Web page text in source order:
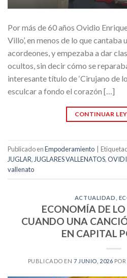
Por más de 60 años Ovidio
Villo’, en menos de lo que cantaba
acordeones, y empezaba a dar
ocultos, sin decir cómo se
interesante título de ‘Cirujano de
esculcar a fondo el corazón […]
CONTINUAR
Publicado enEmpoderamiento
JUGLAR, JUGLARES VALLENATOS,
vallenato
ACTUALIDAD
ECONOMÍA DE
CUANDO UNA
EN CAPITAL
PUBLICADO EN 7 JUNIO, 2026 POR